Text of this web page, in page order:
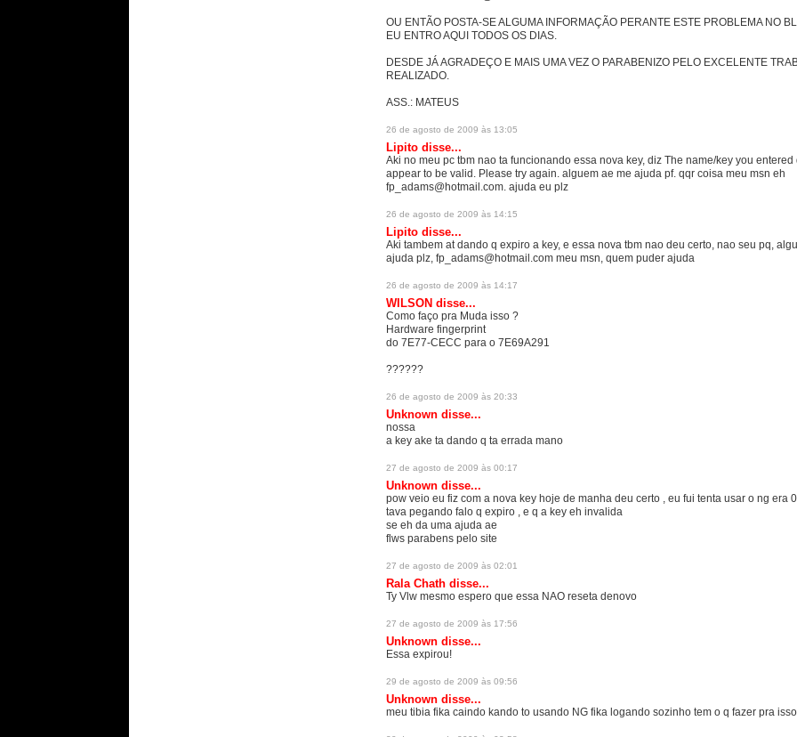
OU ENTÃO POSTA-SE ALGUMA INFORMAÇÃO PERANTE ESTE PROBLEMA NO
EU ENTRO AQUI TODOS OS DIAS.
DESDE JÁ AGRADEÇO E MAIS UMA VEZ O PARABENIZO PELO EXCELENTE
REALIZADO.
ASS.: MATEUS
26 de agosto de 2009 às 13:05
Lipito disse...
Aki no meu pc tbm nao ta funcionando essa nova key, diz The name/key you entered
appear to be valid. Please try again. alguem ae me ajuda pf. qqr coisa meu msn eh
fp_adams@hotmail.com. ajuda eu plz
26 de agosto de 2009 às 14:15
Lipito disse...
Aki tambem at dando q expiro a key, e essa nova tbm nao deu certo, nao seu pq,
ajuda plz, fp_adams@hotmail.com meu msn, quem puder ajuda
26 de agosto de 2009 às 14:17
WILSON disse...
Como faço pra Muda isso ?
Hardware fingerprint
do 7E77-CECC para o 7E69A291
??????
26 de agosto de 2009 às 20:33
Unknown disse...
nossa
a key ake ta dando q ta errada mano
27 de agosto de 2009 às 00:17
Unknown disse...
pow veio eu fiz com a nova key hoje de manha deu certo , eu fui tenta usar o ng era
tava pegando falo q expiro , e q a key eh invalida
se eh da uma ajuda ae
flws parabens pelo site
27 de agosto de 2009 às 02:01
Rala Chath disse...
Ty Vlw mesmo espero que essa NAO reseta denovo
27 de agosto de 2009 às 17:56
Unknown disse...
Essa expirou!
29 de agosto de 2009 às 09:56
Unknown disse...
meu tibia fika caindo kando to usando NG fika logando sozinho tem o q fazer pra